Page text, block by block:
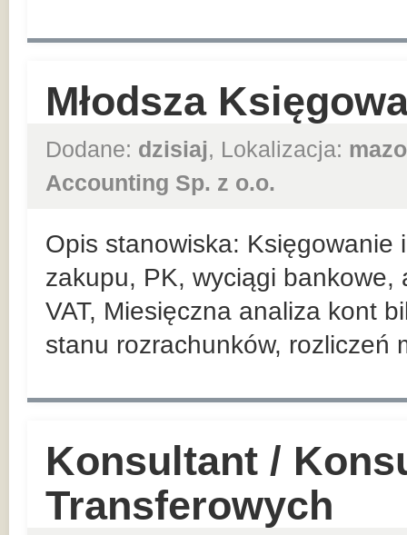
Młodsza
Dodane: dzisiaj, Lokalizacja:
Accounting Sp. z o.o.
Opis stanowiska: Księgowanie
zakupu, PK, wyciągi
VAT, Miesięczna analiza kont
stanu rozrachunków, rozliczeń
Konsultant /
Transferowych